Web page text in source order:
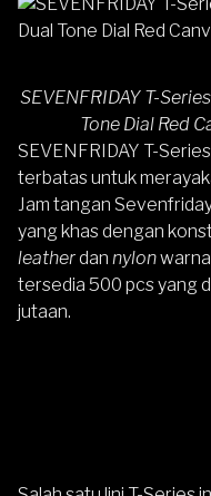
SEVENFRIDAY T-
Tone Dial Red
SEVENFRIDAY T-
terbatas untuk
Jam tangan
yang khas dengan
leatherdan nylon
tersedia 500 pcs yang
jutaan.